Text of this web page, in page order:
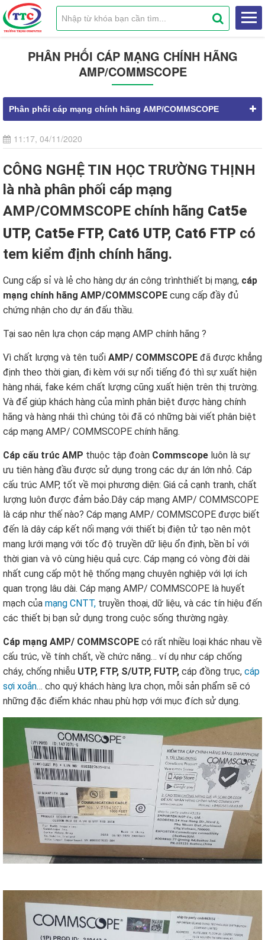
PHÂN PHỐI CÁP MẠNG CHÍNH HÃNG
AMP/COMMSCOPE
Phân phối cáp mạng chính hãng AMP/COMMSCOPE
11:17, 04/11/2020
CÔNG NGHỆ TIN HỌC TRƯỜNG THỊNH
là nhà phân phối cáp mạng
AMP/COMMSCOPE chính hãng Cat5e
UTP, Cat5e FTP, Cat6 UTP, Cat6 FTP có
tem kiểm định chính hãng.
Cung cấp sỉ và lẻ cho hàng dự án công trìnhthiết bị mạng, cáp
mạng chính hãng AMP/COMMSCOPE cung cấp đầy đủ
chứng nhận cho dự án đấu thầu.
Tại sao nên lựa chọn cáp mạng AMP chính hãng ?
Vì chất lượng và tên tuổi AMP/ COMMSCOPE đã được khẳng
định theo thời gian, đi kèm với sự nổi tiếng đó thì sự xuất hiện
hàng nhái, fake kém chất lượng cũng xuất hiện trên thị trường.
Và để giúp khách hàng của mình phân biệt được hàng chính
hãng và hàng nhái thì chúng tôi đã có những bài viết phân biệt
cáp mạng AMP/ COMMSCOPE chính hãng.
Cáp cấu trúc AMP thuộc tập đoàn Commscope luôn là sự
ưu tiên hàng đầu được sử dụng trong các dự án lớn nhỏ. Cáp
cấu trúc AMP, tốt về mọi phương diện: Giá cả cạnh tranh, chất
lượng luôn được đảm bảo.Dây cáp mạng AMP/ COMMSCOPE
là cáp như thế nào? Cáp mạng AMP/ COMMSCOPE được biết
đến là dây cáp kết nối mạng với thiết bị điện tử tạo nên một
mang lưới mạng với tốc độ truyền dữ liệu ổn định, bền bỉ với
thời gian và vô cùng hiệu quả cực. Cáp mạng có vòng đời dài
nhất cung cấp một hệ thống mạng chuyên nghiệp với lợi ích
quan trọng lâu dài. Cáp mạng AMP/ COMMSCOPE là huyết
mạch của mạng CNTT, truyền thoại, dữ liệu, và các tín hiệu đến
các thiết bị bạn sử dụng trong cuộc sống thường ngày.
Cáp mạng AMP/ COMMSCOPE có rất nhiều loại khác nhau về
cấu trúc, về tính chất, về chức năng… ví dụ như cáp chống
cháy, chống nhiễu UTP, FTP, S/UTP, FUTP, cáp đồng trục, cáp
sợi xoắn… cho quý khách hàng lựa chọn, mỗi sản phẩm sẽ có
những đặc điểm khác nhau phù hợp với mục đích sử dụng.